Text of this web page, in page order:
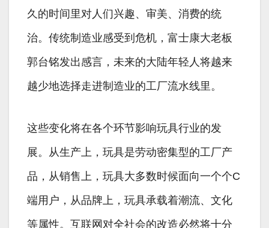
久的时间里对人们兴趣、审美、消费的统
治。传统制造业感受到危机，富士康大老板
郭台铭发出感言，未来的大陆年轻人将越来
越少地选择走进制造业的工厂流水线里。
这些变化将在各个环节影响玩具行业的发
展。从生产上，玩具是劳动密集型的工厂产
品，从销售上，玩具大多数时候面向一个个C
端用户，从品牌上，玩具承载着潮流、文化
等属性。互联网对全社会的改造必然将十分